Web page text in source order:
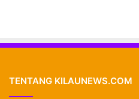
TENTANG KILAUNEWS.COM